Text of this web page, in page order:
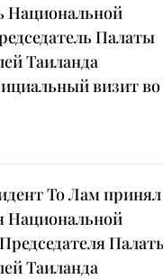
Национальной
Палаты
Таиланда
визит во
То Лам принял
Национальной
Таиланда